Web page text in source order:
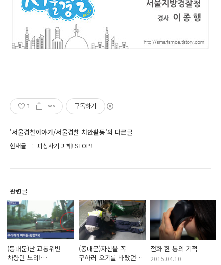
1 구독하기
'서울경찰이야기/서울경찰 치안활동'의 다른글
현재글 피싱사기 피해! STOP!
관련글
(동대문)난 교통위반
차량만 노려!
(동대문)자신을 꼭
구하러 오기를 바랐던
전화 한 통의 기적
2015.04.10